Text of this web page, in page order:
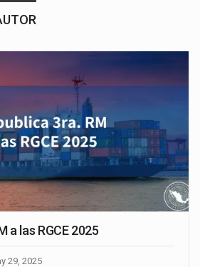
a las RGCE 2025
29, 2025